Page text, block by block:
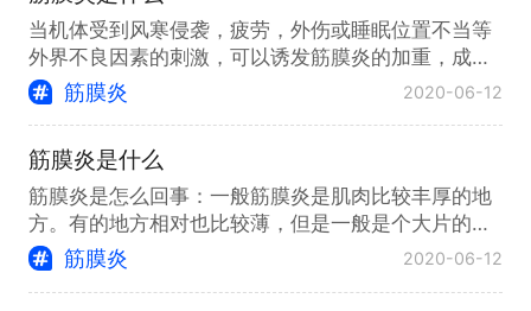
当机体受到风寒侵袭，疲劳，外伤或睡眠位置不当等
外界不良因素的刺激，可以诱发筋膜炎的加重，成急
性发作状态，其临床表现为疼痛
筋膜炎 2020-06-12
筋膜炎是什么
筋膜炎是怎么回事：一般筋膜炎是肌肉比较丰厚的地
方。有的地方相对也比较薄，但是一般是个大片的肌
肉，这个地方会产生筋膜炎。筋
筋膜炎 2020-06-12